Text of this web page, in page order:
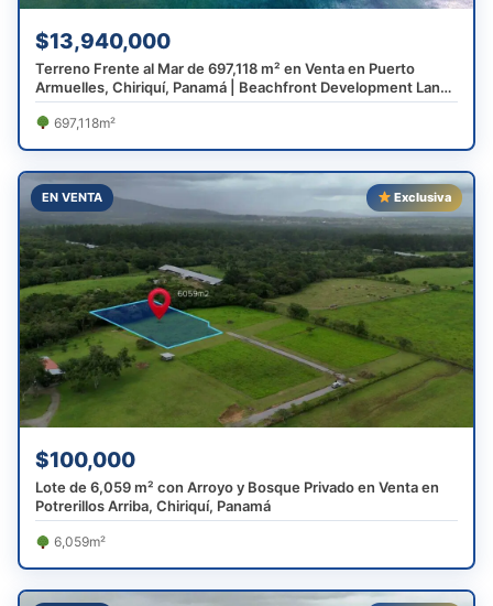
$13,940,000
Terreno Frente al Mar de 697,118 m² en Venta en Puerto
Armuelles, Chiriquí, Panamá | Beachfront Development Land
Near Costa Rica
697,118m²
EN VENTA Exclusiva
$100,000
Lote de 6,059 m² con Arroyo y Bosque Privado en Venta en
Potrerillos Arriba, Chiriquí, Panamá
6,059m²